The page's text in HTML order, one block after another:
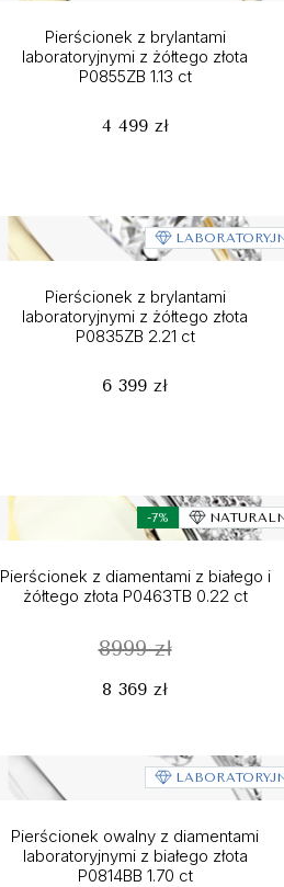
Pierścionek z brylantami
laboratoryjnymi z żółtego złota
P0855ZB 1.13 ct
4 499 zł
Pierścionek z brylantami
laboratoryjnymi z żółtego złota
P0835ZB 2.21 ct
6 399 zł
-7%
Pierścionek z diamentami z białego i
żółtego złota P0463TB 0.22 ct
8999 zł
8 369 zł
Pierścionek owalny z diamentami
laboratoryjnymi z białego złota
P0814BB 1.70 ct